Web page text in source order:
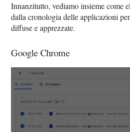
Innanzitutto, vediamo insieme come
dalla cronologia delle applicazioni
diffuse e apprezzate.
Google Chrome